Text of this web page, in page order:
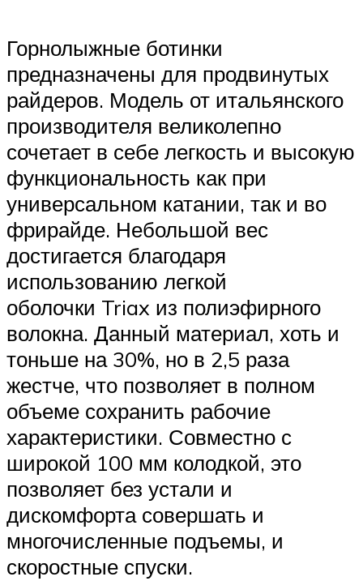
Горнолыжные ботинки
предназначены для продвинутых
райдеров. Модель от итальянского
производителя великолепно
сочетает в себе легкость и высокую
функциональность как при
универсальном катании, так и во
фрирайде. Небольшой вес
достигается благодаря
использованию легкой
оболочки Triax из полиэфирного
волокна. Данный материал, хоть и
тоньше на 30%, но в 2,5 раза
жестче, что позволяет в полном
объеме сохранить рабочие
характеристики. Совместно с
широкой 100 мм колодкой, это
позволяет без устали и
дискомфорта совершать и
многочисленные подъемы, и
скоростные спуски.